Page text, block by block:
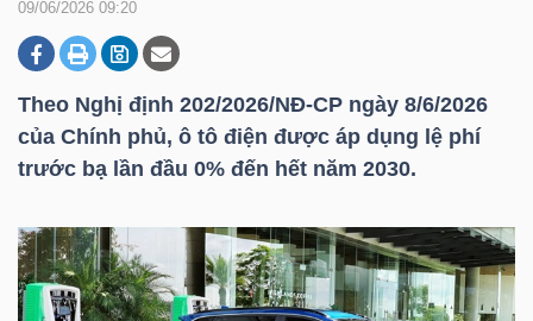
09/06/2026 09:20
Theo Nghị định 202/2026/NĐ-CР ngày 8/6/2026
của Chính phủ, ô tô điện được áp dụng lệ phí
trước bạ lần đầu 0% đến hết năm 2030.
DOANH
NGHIỆP
BẤT
ĐỘNG